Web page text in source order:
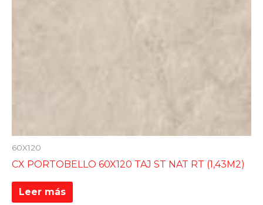
60X120
CX PORTOBELLO 60X120 TAJ ST NAT RT (1,43M2)
Leer más